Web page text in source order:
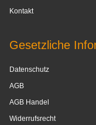
Kontakt
Gesetzliche
Datenschutz
AGB
AGB Handel
Widerrufsrecht